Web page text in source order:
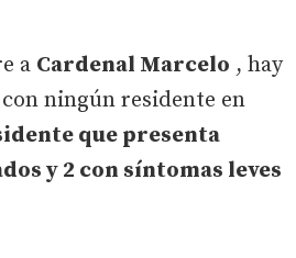
a Cardenal Marcelo , hay
ningún residente en
que presenta
y 2 con síntomas leves